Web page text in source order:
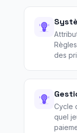
des
Cycle
quel